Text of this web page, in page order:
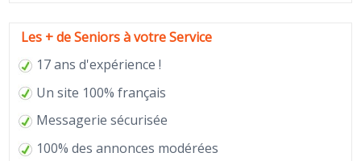
Les + de Seniors à votre Service
17 ans d'expérience !
Un site 100% français
Messagerie sécurisée
100% des annonces modérées